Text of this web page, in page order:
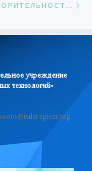
учреждение
технологий»